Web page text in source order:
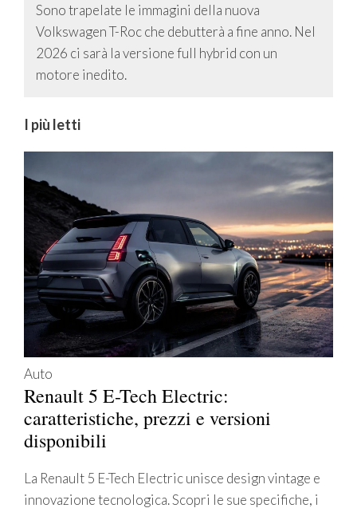
Sono trapelate le immagini della nuova
Volkswagen T-Roc che debutterà a fine anno. Nel
2026 ci sarà la versione full hybrid con un
motore inedito.
I più letti
Auto
Renault 5 E-Tech Electric:
caratteristiche, prezzi e versioni
disponibili
La Renault 5 E-Tech Electric unisce design vintage e
innovazione tecnologica. Scopri le sue specifiche, i